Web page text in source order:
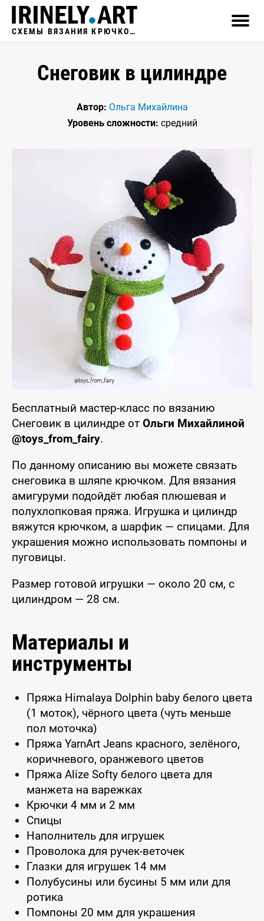
СХЕМЫ ВЯЗАНИЯ КРЮЧКОМ
Снеговик в цилиндре
Автор: Ольга Михайлина
Уровень сложности: средний
Бесплатный мастер-класс по вязанию
Снеговик в цилиндре от Ольги Михайлиной
@toys_from_fairy.
По данному описанию вы можете связать
снеговика в шляпе крючком. Для вязания
амигуруми подойдёт любая плюшевая и
полухлопковая пряжа. Игрушка и цилиндр
вяжутся крючком, а шарфик — спицами. Для
украшения можно использовать помпоны и
пуговицы.
Размер готовой игрушки — около 20 см, с
цилиндром — 28 см.
Материалы и
инструменты
Пряжа Himalaya Dolphin baby белого цвета
(1 моток), чёрного цвета (чуть меньше
пол моточка)
Пряжа YarnArt Jeans красного, зелёного,
коричневого, оранжевого цветов
Пряжа Alize Softy белого цвета для
манжета на варежках
Крючки 4 мм и 2 мм
Спицы
Наполнитель для игрушек
Проволока для ручек-веточек
Глазки для игрушек 14 мм
Полубусины или бусины 5 мм или для
ротика
Помпоны 20 мм для украшения